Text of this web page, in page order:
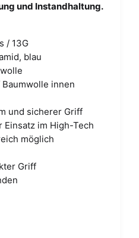
und Instandhaltung.
/ 13G
blau
innen
und sicherer Griff
Einsatz im High-Tech
möglich
Griff